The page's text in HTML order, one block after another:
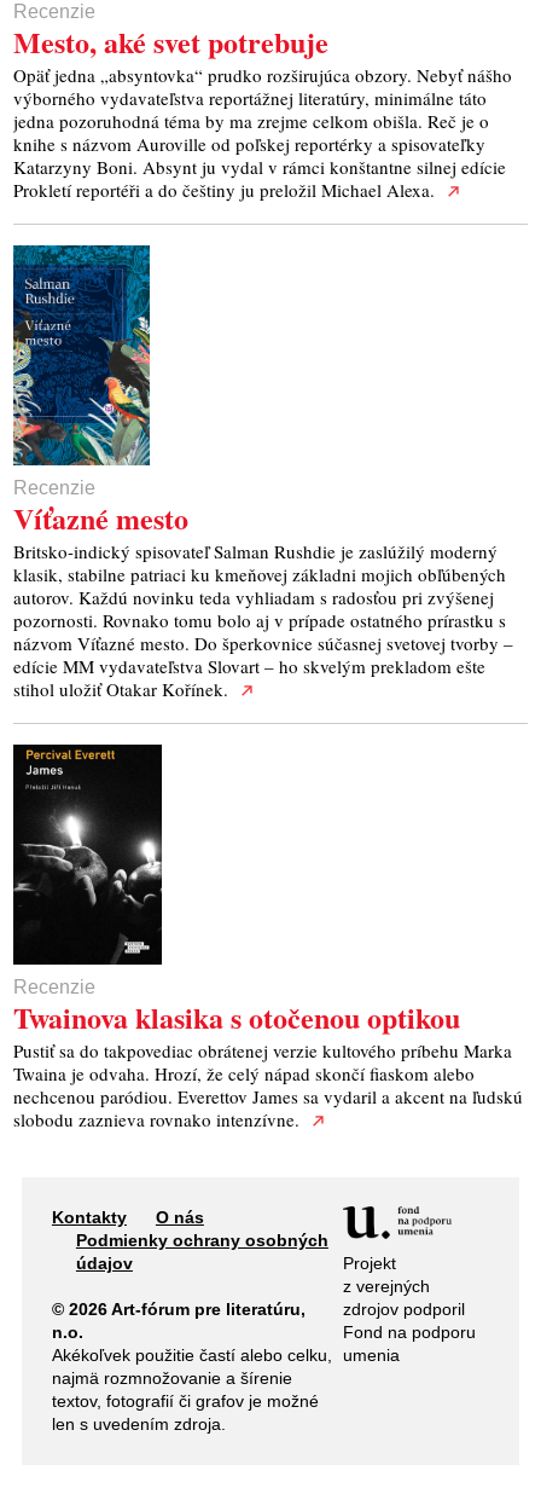
Recenzie
Mesto, aké svet potrebuje
Opäť jedna „absyntovka“ prudko rozširujúca obzory. Nebyť nášho
výborného vydavateľstva reportážnej literatúry, minimálne táto
jedna pozoruhodná téma by ma zrejme celkom obišla. Reč je o
knihe s názvom Auroville od poľskej reportérky a spisovateľky
Katarzyny Boni. Absynt ju vydal v rámci konštantne silnej edície
Prokletí reportéři a do češtiny ju preložil Michael Alexa.
Recenzie
Víťazné mesto
Britsko-indický spisovateľ Salman Rushdie je zaslúžilý moderný
klasik, stabilne patriaci ku kmeňovej základni mojich obľúbených
autorov. Každú novinku teda vyhliadam s radosťou pri zvýšenej
pozornosti. Rovnako tomu bolo aj v prípade ostatného prírastku s
názvom Víťazné mesto. Do šperkovnice súčasnej svetovej tvorby –
edície MM vydavateľstva Slovart – ho skvelým prekladom ešte
stihol uložiť Otakar Kořínek.
Recenzie
Twainova klasika s otočenou optikou
Pustiť sa do takpovediac obrátenej verzie kultového príbehu Marka
Twaina je odvaha. Hrozí, že celý nápad skončí fiaskom alebo
nechcenou paródiou. Everettov James sa vydaril a akcent na ľudskú
slobodu zaznieva rovnako intenzívne.
Kontakty
O nás
Podmienky ochrany osobných
údajov
© 2026 Art-fórum pre literatúru,
n.o.
Akékoľvek použitie častí alebo celku,
najmä rozmnožovanie a šírenie
textov, fotografií či grafov je možné
len s uvedením zdroja.
Projekt
z verejných
zdrojov podporil
Fond na podporu
umenia